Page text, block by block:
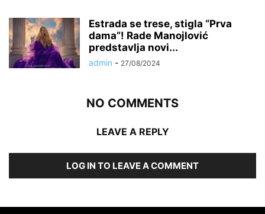
Estrada se trese, stigla “Prva
dama”! Rade Manojlović
predstavlja novi...
admin - 27/08/2024
NO COMMENTS
LEAVE A REPLY
LOG IN TO LEAVE A COMMENT